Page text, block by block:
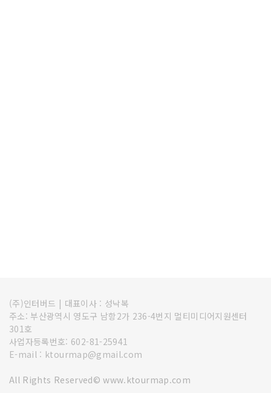
(주)인터버드 | 대표이사 : 성낙복
주소: 부산광역시 영도구 남항2가 236-4번지 멀티미디어지원센터
301호
사업자등록번호: 602-81-25941
E-mail : ktourmap@gmail.com
All Rights Reserved© www.ktourmap.com